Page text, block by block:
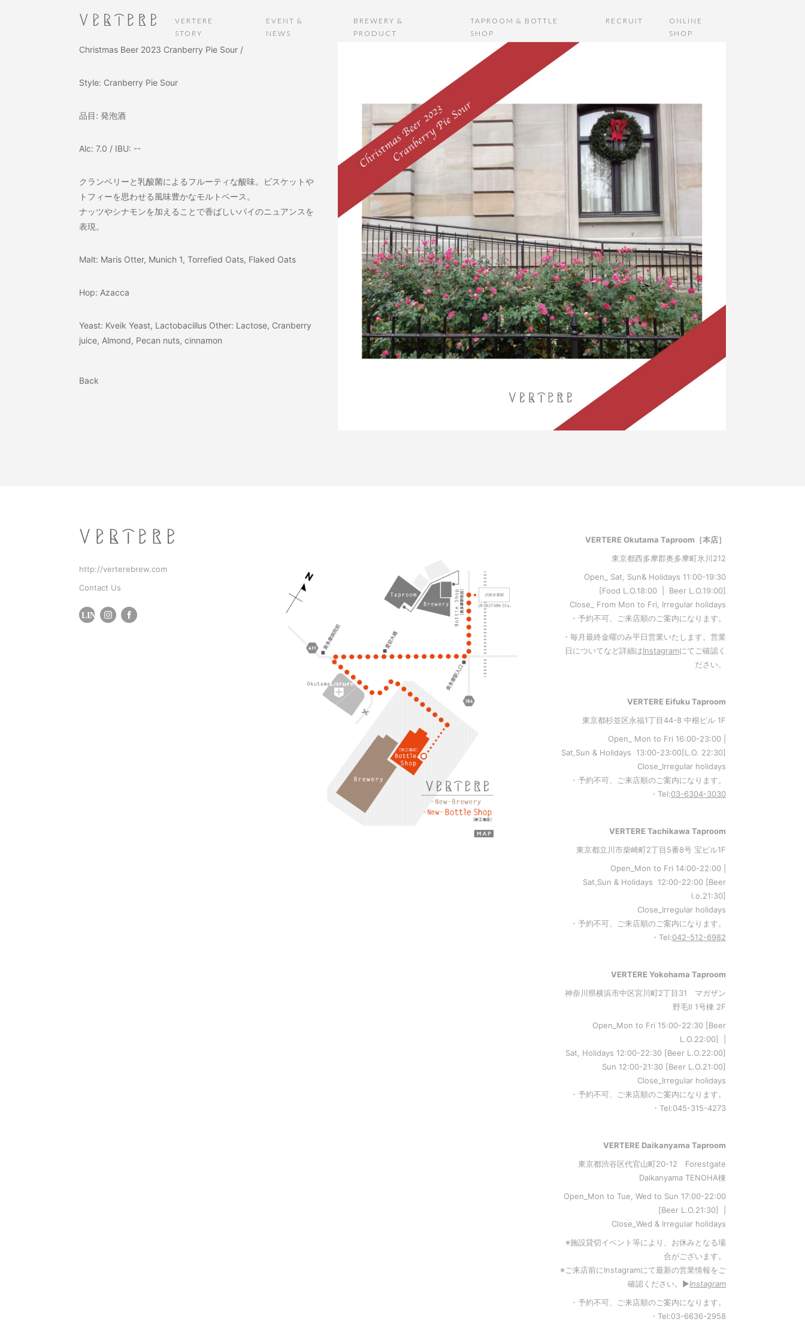
VERTERE
STORY
EVENT &
NEWS
BREWERY &
PRODUCT
TAPROOM & BOTTLE
SHOP
RECRUIT
ONLINE
SHOP
Christmas Beer 2023 Cranberry Pie Sour /
Style: Cranberry Pie Sour
品目: 発泡酒
Alc: 7.0 / IBU: --
クランベリーと乳酸菌によるフルーティな酸味。ビスケットや
トフィーを思わせる風味豊かなモルトベース。
ナッツやシナモンを加えることで香ばしいパイのニュアンスを
表現。
Malt: Maris Otter, Munich 1, Torrefied Oats, Flaked Oats
Hop: Azacca
Yeast: Kveik Yeast, Lactobacillus Other: Lactose, Cranberry
juice, Almond, Pecan nuts, cinnamon
Back
http://verterebrew.com
Contact Us
VERTERE Okutama Taproom［本店］
東京都西多摩郡奥多摩町氷川212
Open_ Sat, Sun& Holidays 11:00-19:30
[Food L.O.18:00 | Beer L.O.19:00]
Close_ From Mon to Fri, Irregular holidays
・予約不可、ご来店順のご案内になります。
・毎月最終金曜のみ平日営業いたします。営業
日についてなど詳細はInstagramにてご確認く
ださい。
VERTERE Eifuku Taproom
東京都杉並区永福1丁目44-8 中根ビル 1F
Open_ Mon to Fri 16:00-23:00 |
Sat,Sun & Holidays 13:00-23:00[L .O. 22:30]
Close_Irregular holidays
・予約不可、ご来店順のご案内になります。
・Tel:03-6304-3030
VERTERE Tachikawa Taproom
東京都立川市柴崎町2丁目5番8号 宝ビル1F
Open_Mon to Fri 14:00-22:00 |
Sat,Sun & Holidays 12:00-22:00 [Beer
l.o.21:30]
Close_Irregular holidays
・予約不可、ご来店順のご案内になります。
・Tel:042-512-6982
VERTERE Yokohama Taproom
神奈川県横浜市中区宮川町2丁目31 マガザン
野毛Ⅱ 1号棟 2F
Open_Mon to Fri 15:00-22:30 [Beer
L.O.22:00] |
Sat, Holidays 12:00-22:30 [Beer L.O.22:00]
Sun 12:00-21:30 [Beer L.O.21:00]
Close_Irregular holidays
・予約不可、ご来店順のご案内になります。
・Tel:045-315-4273
VERTERE Daikanyama Taproom
東京都渋谷区代官山町20-12 Forestgate
Daikanyama TENOHA棟
Open_Mon to Tue, Wed to Sun 17:00-22:00
[Beer L.O.21:30] |
Close_Wed & Irregular holidays
※施設貸切イベント等により、お休みとなる場
合がございます。
※ご来店前にInstagramにて最新の営業情報をご
確認ください。▶︎Instagram
・予約不可、ご来店順のご案内になります。
・Tel:03-6636-2958